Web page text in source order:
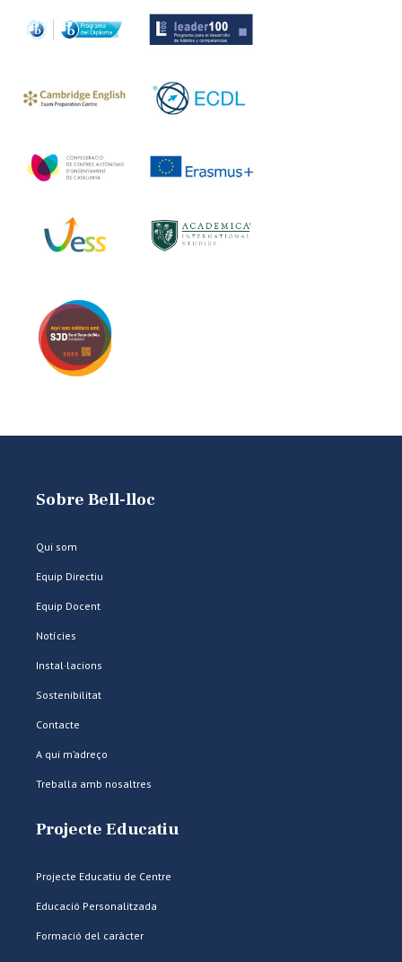
Sobre Bell-lloc
Qui som
Equip Directiu
Equip Docent
Notícies
Instal·lacions
Sostenibilitat
Contacte
A qui m’adreço
Treballa amb nosaltres
Projecte Educatiu
Projecte Educatiu de Centre
Educació Personalitzada
Formació del caràcter